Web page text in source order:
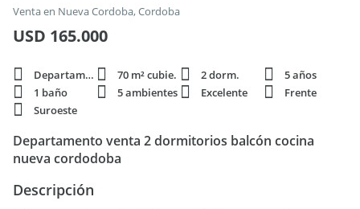
Venta en Nueva Cordoba, Cordoba
USD 165.000
Departamento 70 m² cubie. 2 dorm.
5 años
1 baño
5 ambientes Excelente
Frente
Suroeste
Departamento venta 2 dormitorios balcón cocina
nueva cordodoba
Descripción